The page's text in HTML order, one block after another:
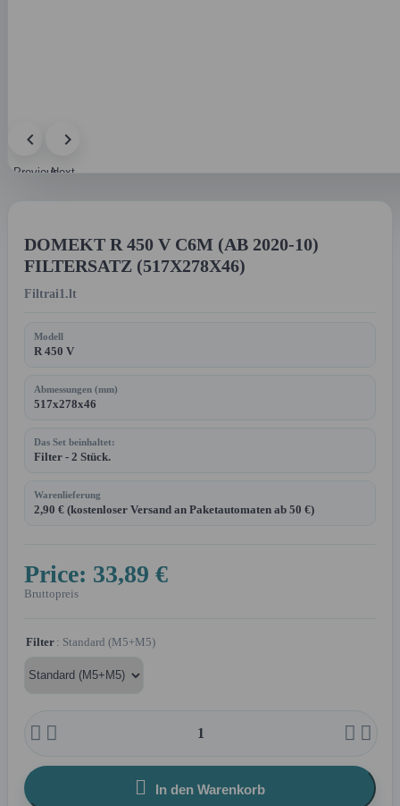
PreviousNext
DOMEKT R 450 V C6M (AB 2020-10)
FILTERSATZ (517X278X46)
Filtrai1.lt
Modell
R 450 V
Abmessungen (mm)
517x278x46
Das Set beinhaltet:
Filter - 2 Stück.
Warenlieferung
2,90 € (kostenloser Versand an Paketautomaten ab 50 €)
Price: 33,89 €
Bruttopreis
Filter : Standard (M5+M5)
   
 In den Warenkorb